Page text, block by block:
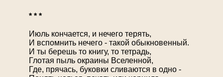
* * *
Июль кончается, и нечего терять,
И вспомнить нечего - такой обыкновенный.
И ты берешь то книгу, то тетрадь,
Глотая пыль окраины Вселенной,
Где, прячась, буковки сливаются в одно -